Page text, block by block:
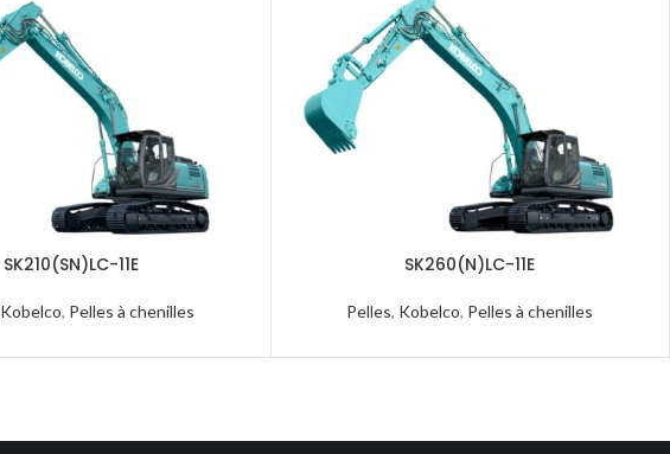
SK210(SN)LC-11E
Kobelco, Pelles à chenilles
SK260(N)LC-11E
Pelles, Kobelco, Pelles à chenilles